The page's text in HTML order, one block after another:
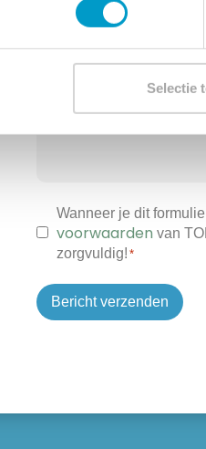
Selectie
E-
mailadres
Toestemming
*
Wanneer je dit
voorwaarden van
zorgvuldig! *